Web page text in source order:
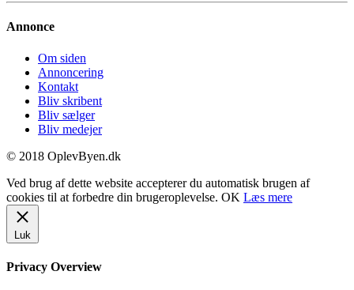
Annonce
Om siden
Annoncering
Kontakt
Bliv skribent
Bliv sælger
Bliv medejer
© 2018 OplevByen.dk
Ved brug af dette website accepterer du automatisk brugen af
cookies til at forbedre din brugeroplevelse. OK Læs mere
Luk
Privacy Overview